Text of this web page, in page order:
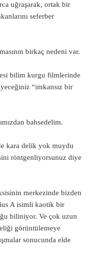
uğraşarak, ortak bir
seferber
birkaç nedeni var.
bilim kurgu filmlerinde
“imkansız bir
bahsedelim.
kara delik yok muydu
röntgenliyorsunuz diye
merkezinde bizden
A isimli kaotik bir
biliniyor. Ve çok uzun
görüntülemeye
sonucunda elde